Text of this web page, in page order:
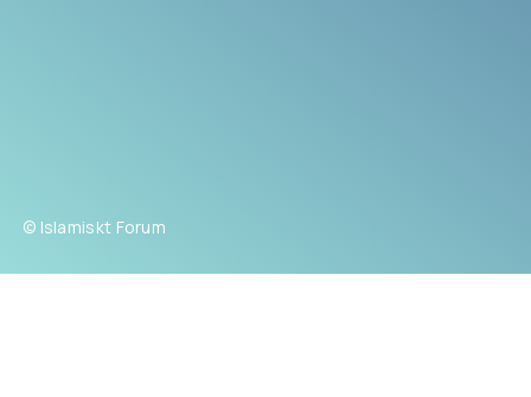
© Islamiskt Forum